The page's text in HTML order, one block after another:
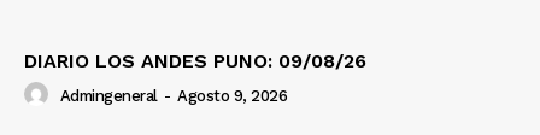
DIARIO LOS ANDES PUNO: 09/08/26
Admingeneral - Agosto 9, 2026